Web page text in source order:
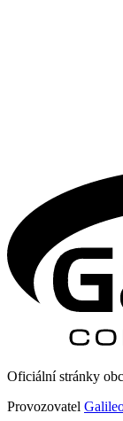
Oficiální stránky
Provozovatel